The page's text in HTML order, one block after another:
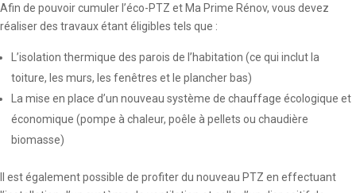
Afin de pouvoir cumuler l’éco-PTZ et Ma Prime Rénov, vous devez
réaliser des travaux étant éligibles tels que :
L’isolation thermique des parois de l’habitation (ce qui inclut la
toiture, les murs, les fenêtres et le plancher bas)
La mise en place d’un nouveau système de chauffage écologique et
économique (pompe à chaleur, poêle à pellets ou chaudière
biomasse)
Il est également possible de profiter du nouveau PTZ en effectuant